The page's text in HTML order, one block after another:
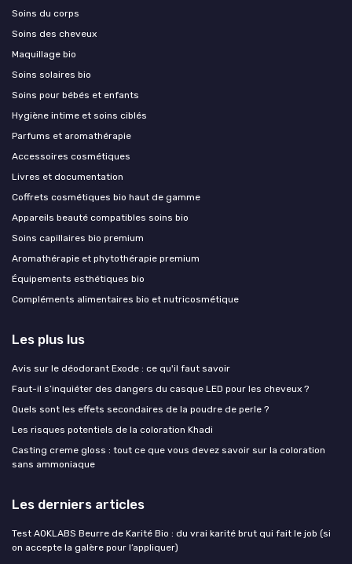
Soins du corps
Soins des cheveux
Maquillage bio
Soins solaires bio
Soins pour bébés et enfants
Hygiène intime et soins ciblés
Parfums et aromathérapie
Accessoires cosmétiques
Livres et documentation
Coffrets cosmétiques bio haut de gamme
Appareils beauté compatibles soins bio
Soins capillaires bio premium
Aromathérapie et phytothérapie premium
Équipements esthétiques bio
Compléments alimentaires bio et nutricosmétique
Les plus lus
Avis sur le déodorant Exode : ce qu'il faut savoir
Faut-il s’inquiéter des dangers du casque LED pour les cheveux ?
Quels sont les effets secondaires de la poudre de perle ?
Les risques potentiels de la coloration Khadi
Casting creme gloss : tout ce que vous devez savoir sur la coloration
sans ammoniaque
Les derniers articles
Test AOKLABS Beurre de Karité Bio : du vrai karité brut qui fait le job (si
on accepte la galère pour l’appliquer)